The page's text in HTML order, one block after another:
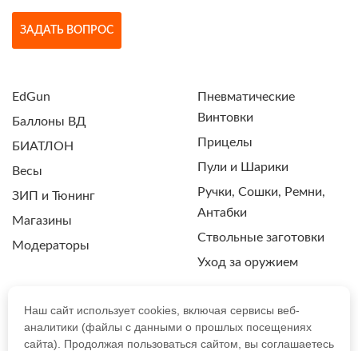
ЗАДАТЬ ВОПРОС
EdGun
Баллоны ВД
БИАТЛОН
Весы
ЗИП и Тюнинг
Магазины
Модераторы
Пневматические
Винтовки
Прицелы
Пули и Шарики
Ручки, Сошки, Ремни,
Антабки
Ствольные заготовки
Уход за оружием
ПОЛИТИКА КОНФИДЕНЦИАЛЬНОСТИ
Наш сайт использует cookies, включая сервисы веб-
аналитики (файлы с данными о прошлых посещениях
сайта). Продолжая пользоваться сайтом, вы соглашаетесь